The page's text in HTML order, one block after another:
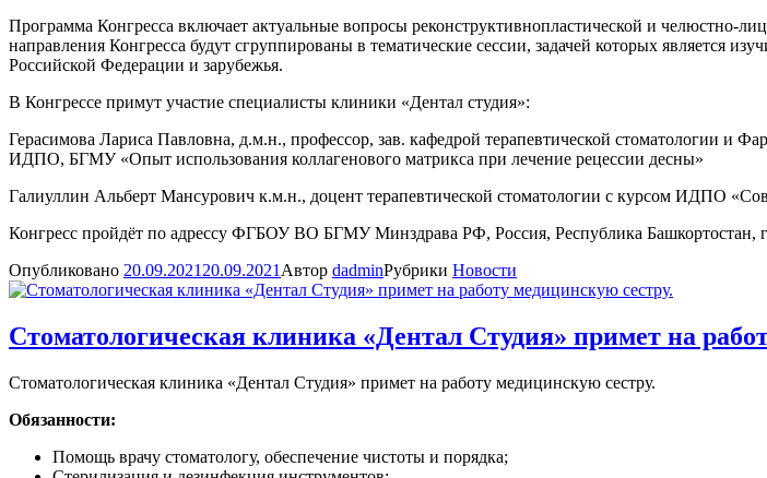
Программа Конгресса включает актуальные вопросы реконструктивнопластической и челюстно-
направления Конгресса будут сгруппированы в тематические сессии, задачей которых является
Российской Федерации и зарубежья.
В Конгрессе примут участие специалисты клиники «Дентал студия»:
Герасимова Лариса Павловна, д.м.н., профессор, зав. кафедрой терапевтической стоматологии и
ИДПО, БГМУ «Опыт использования коллагенового матрикса при лечение рецессии десны»
Галиуллин Альберт Мансурович к.м.н., доцент терапевтической стоматологии с курсом ИДПО
Конгресс пройдёт по адрессу ФГБОУ ВО БГМУ Минздрава РФ, Россия, Республика Башкортостан,
Опубликовано 20.09.202120.09.2021Автор dadminРубрики Новости
Стоматологическая клиника «Дентал Студия» примет на
Стоматологическая клиника «Дентал Студия» примет на работу медицинскую сестру.
Обязанности:
Помощь врачу стоматологу, обеспечение чистоты и порядка;